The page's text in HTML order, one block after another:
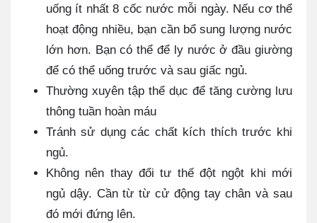
uống ít nhất 8 cốc nước mỗi ngày. Nếu cơ thể
hoạt động nhiều, bạn cần bổ sung lượng nước
lớn hơn. Bạn có thể để ly nước ở đầu giường
để có thể uống trước và sau giấc ngủ.
Thường xuyên tập thể dục để tăng cường lưu
thông tuần hoàn máu
Tránh sử dụng các chất kích thích trước khi
ngủ.
Không nên thay đổi tư thế đột ngột khi mới
ngủ dậy. Cần từ từ cử động tay chân và sau
đó mới đứng lên.